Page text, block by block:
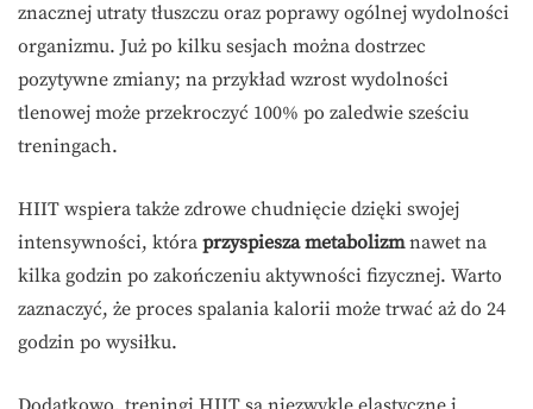
znacznej utraty tłuszczu oraz poprawy ogólnej wydolności
organizmu. Już po kilku sesjach można dostrzec
pozytywne zmiany; na przykład wzrost wydolności
tlenowej może przekroczyć 100% po zaledwie sześciu
treningach.
HIIT wspiera także zdrowe chudnięcie dzięki swojej
intensywności, która przyspiesza metabolizmnawet na
kilka godzin po zakończeniu aktywności fizycznej. Warto
zaznaczyć, że proces spalania kalorii może trwać aż do 24
godzin po wysiłku.